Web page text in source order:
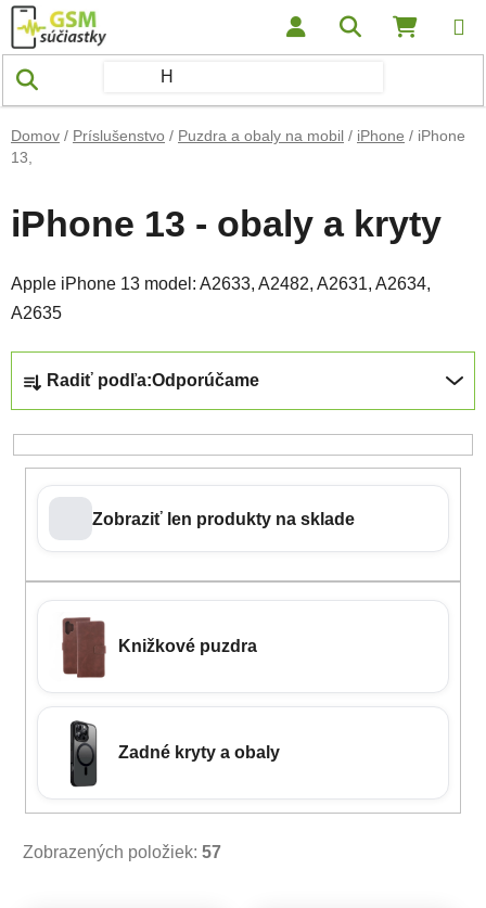
Prejsť na obsah Hľadať
Domov / Príslušenstvo / Puzdra a obaly na mobil / iPhone / iPhone
13,
iPhone 13 - obaly a kryty
Apple iPhone 13 model: A2633, A2482, A2631, A2634,
A2635
Radiť podľa:Odporúčame
Zobraziť len produkty na sklade
Knižkové puzdra
Zadné kryty a obaly
Zobrazených položiek: 57